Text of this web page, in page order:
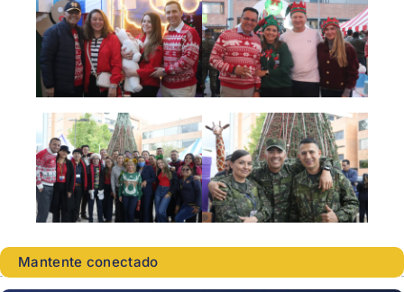
Mantente conectado